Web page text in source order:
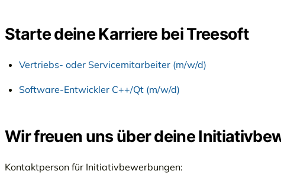
Starte deine Karriere bei Treesoft
Vertriebs- oder Servicemitarbeiter (m/w/d)
Software-Entwickler C++/Qt (m/w/d)
Wir freuen uns über deine
Kontaktperson für Initiativbewerbungen: